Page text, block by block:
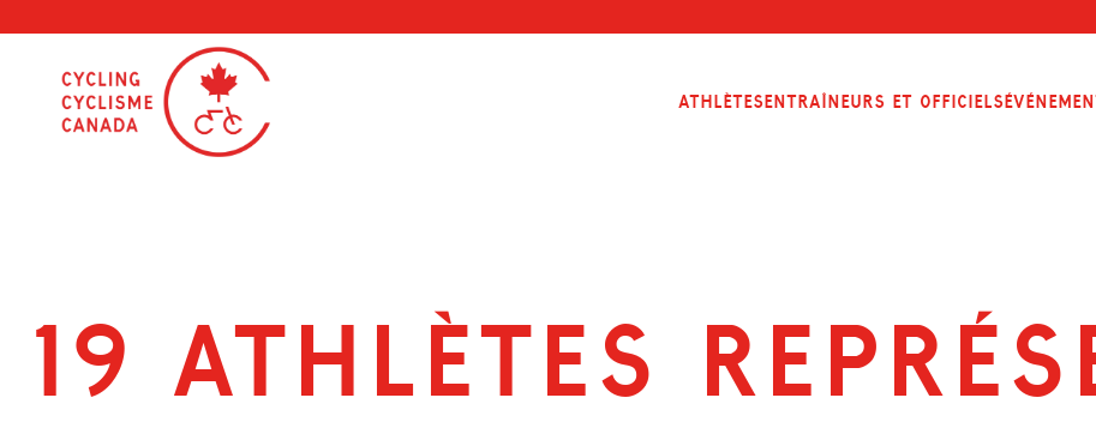
to
content
AthlètesEntraîneurs et officiels
19 ATHLÈTES